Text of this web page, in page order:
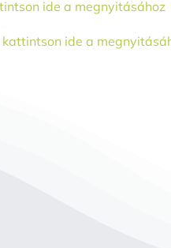
ide a megnyitásához
ide a